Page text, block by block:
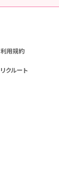
利用規約
リクルート